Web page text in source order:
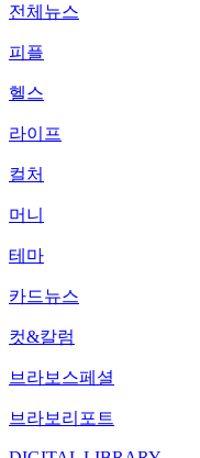
전체뉴스
피플
헬스
라이프
컬처
머니
테마
카드뉴스
컷&칼럼
브라보스페셜
브라보리포트